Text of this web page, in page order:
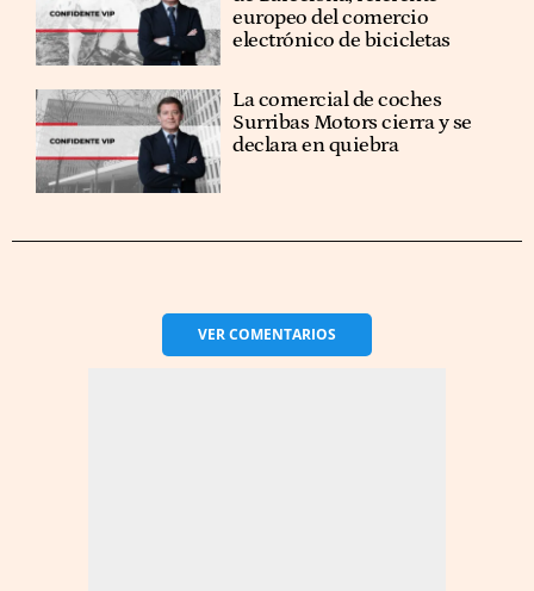
europeo del comercio
electrónico de bicicletas
La comercial de coches
Surribas Motors cierra y se
declara en quiebra
VERCOMENTARIOS